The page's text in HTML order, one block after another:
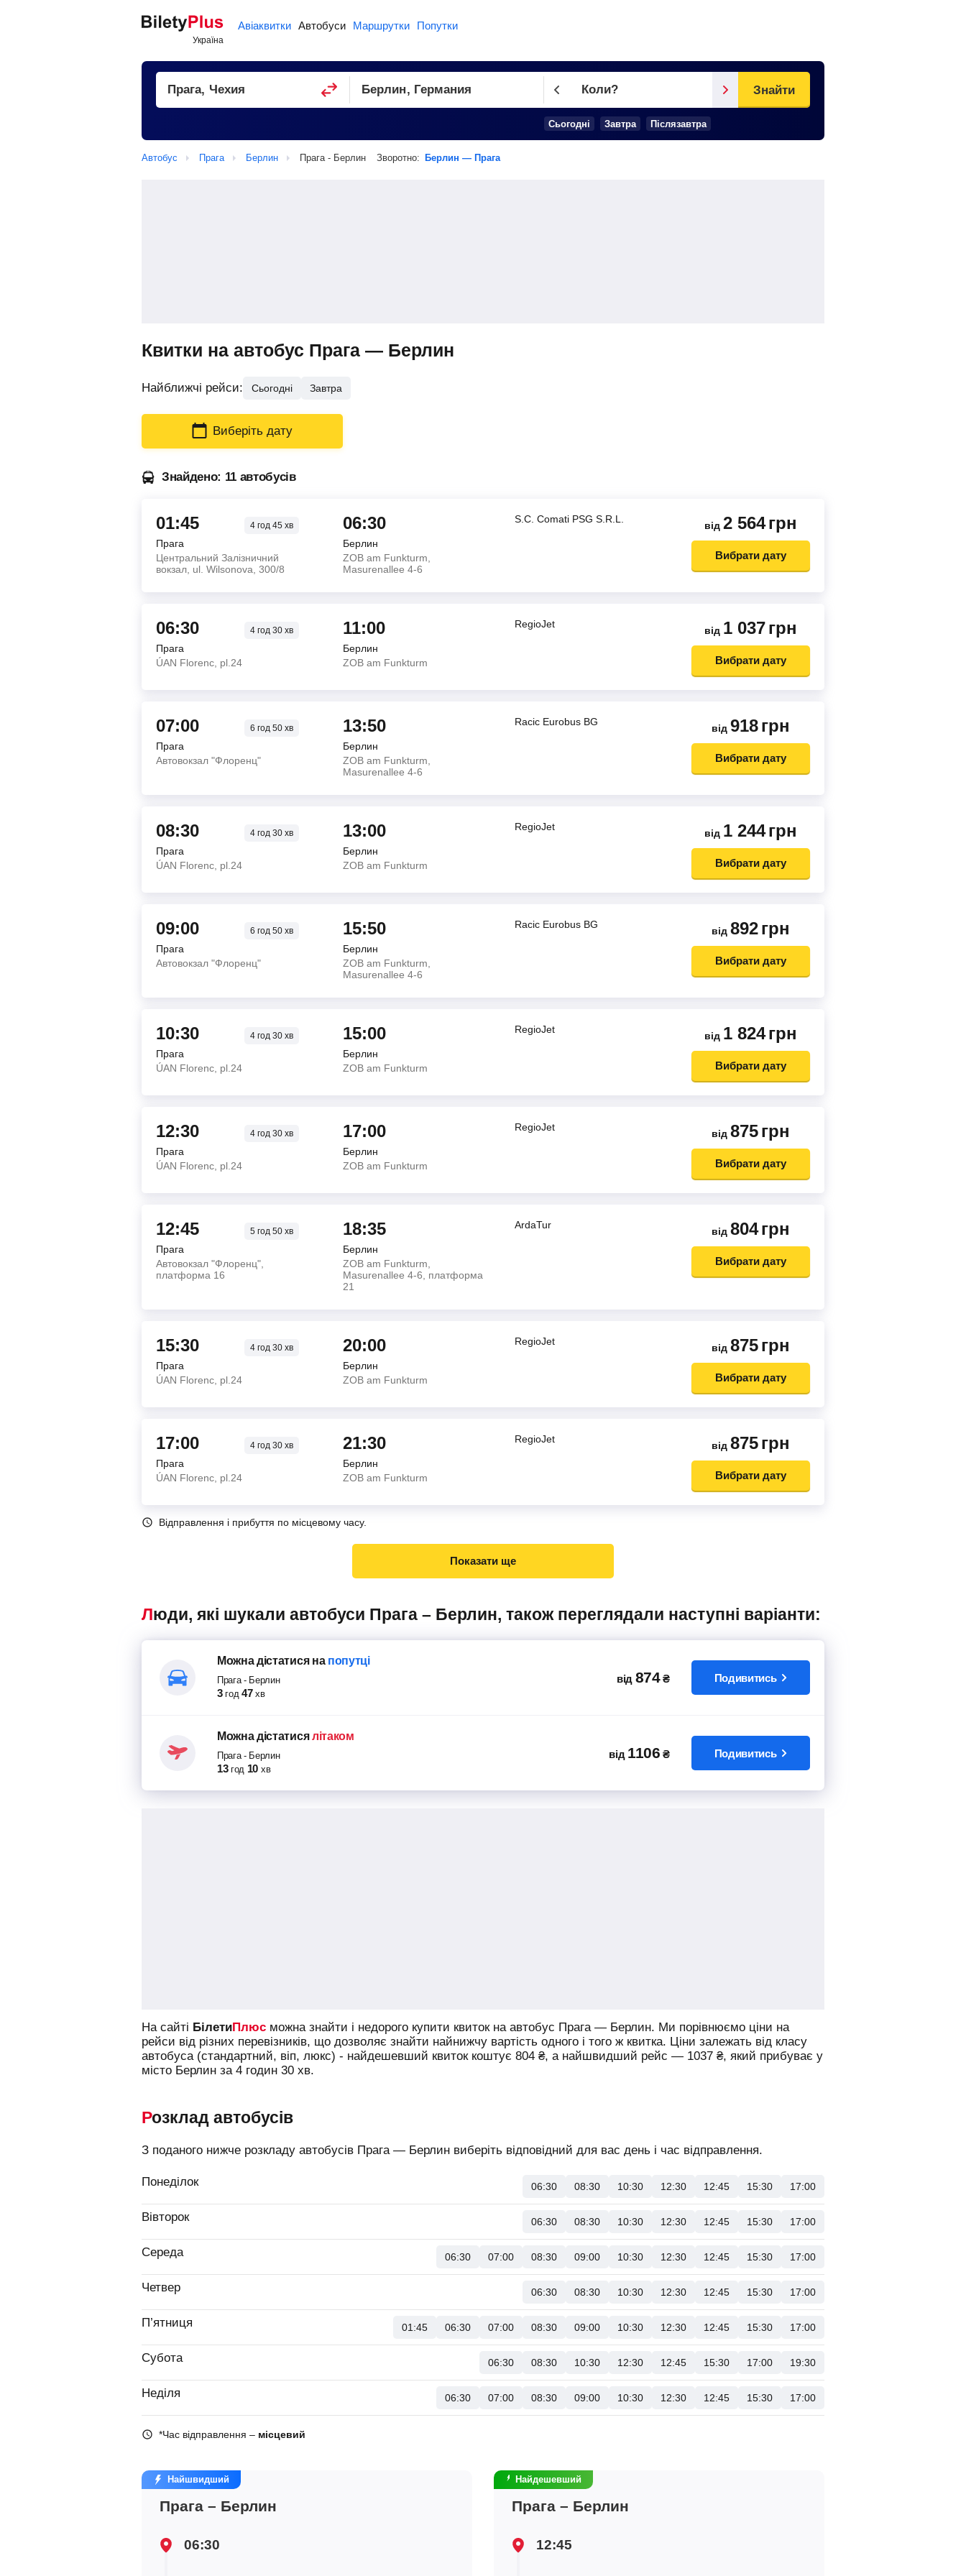
Авіаквитки Автобуси Маршрутки Попутки
Коли?
Cьогодні Завтра Післязавтра
Знайти
Автобус Прага Берлин Прага - Берлин Зворотно: Берлин — Прага
Квитки на автобус Прага — Берлин
Найближчі рейси: Сьогодні Завтра
Виберіть дату
Знайдено: 11 автобусів
01:45 4 год45 хв
Прага
Центральний Залізничний
вокзал, ul. Wilsonova, 300/8
06:30
Берлин
ZOB am Funkturm,
Masurenallee 4-6
S.C. Comati PSG S.R.L.
від 2 564грн
Вибрати дату
06:30 4 год30 хв
Прага
ÚAN Florenc, pl.24
11:00
Берлин
ZOB am Funkturm
RegioJet
від 1 037грн
Вибрати дату
07:00 6 год50 хв
Прага
Автовокзал "Флоренц"
13:50
Берлин
ZOB am Funkturm,
Masurenallee 4-6
Racic Eurobus BG
від 918грн
Вибрати дату
08:30 4 год30 хв
Прага
ÚAN Florenc, pl.24
13:00
Берлин
ZOB am Funkturm
RegioJet
від 1 244грн
Вибрати дату
09:00 6 год50 хв
Прага
Автовокзал "Флоренц"
15:50
Берлин
ZOB am Funkturm,
Masurenallee 4-6
Racic Eurobus BG
від 892грн
Вибрати дату
10:30 4 год30 хв
Прага
ÚAN Florenc, pl.24
15:00
Берлин
ZOB am Funkturm
RegioJet
від 1 824грн
Вибрати дату
12:30 4 год30 хв
Прага
ÚAN Florenc, pl.24
17:00
Берлин
ZOB am Funkturm
RegioJet
від 875грн
Вибрати дату
12:45 5 год50 хв
Прага
Автовокзал "Флоренц",
платформа 16
18:35
Берлин
ZOB am Funkturm,
Masurenallee 4-6, платформа
21
ArdaTur
від 804грн
Вибрати дату
15:30 4 год30 хв
Прага
ÚAN Florenc, pl.24
20:00
Берлин
ZOB am Funkturm
RegioJet
від 875грн
Вибрати дату
17:00 4 год30 хв
Прага
ÚAN Florenc, pl.24
21:30
Берлин
ZOB am Funkturm
RegioJet
від 875грн
Вибрати дату
Відправлення і прибуття по місцевому часу.
Показати ще
Люди, які шукали автобуси Прага – Берлин, також переглядали наступні варіанти:
Можна дістатисяна попутці
Прага- Берлин
3 год 47 хв
від 874 ₴ Подивитись
Можна дістатися літаком
Прага- Берлин
13 год 10 хв
від 1106 ₴ Подивитись
На сайті БілетиПлюс можна знайти і недорого купити квиток на автобус Прага — Берлин. Ми порівнюємо ціни на
рейси від різних перевізників, що дозволяє знайти найнижчу вартість одного і того ж квитка. Ціни залежать від класу
автобуса (стандартний, віп, люкс) - найдешевший квиток коштує 804 ₴, а найшвидший рейс — 1037 ₴, який прибуває у
місто Берлин за 4 годин 30 хв.
Розклад автобусів
З поданого нижче розкладу автобусів Прага — Берлин виберіть відповідний для вас день і час відправлення.
Понеділок 06:30 08:30 10:30 12:30 12:45 15:30 17:00
Вівторок 06:30 08:30 10:30 12:30 12:45 15:30 17:00
Середа 06:30 07:00 08:30 09:00 10:30 12:30 12:45 15:30 17:00
Четвер 06:30 08:30 10:30 12:30 12:45 15:30 17:00
П’ятниця 01:45 06:30 07:00 08:30 09:00 10:30 12:30 12:45 15:30 17:00
Субота 06:30 08:30 10:30 12:30 12:45 15:30 17:00 19:30
Неділя 06:30 07:00 08:30 09:00 10:30 12:30 12:45 15:30 17:00
*Час відправлення – місцевий
Найшвидший
Прага – Берлин
06:30
Найдешевший
Прага – Берлин
12:45